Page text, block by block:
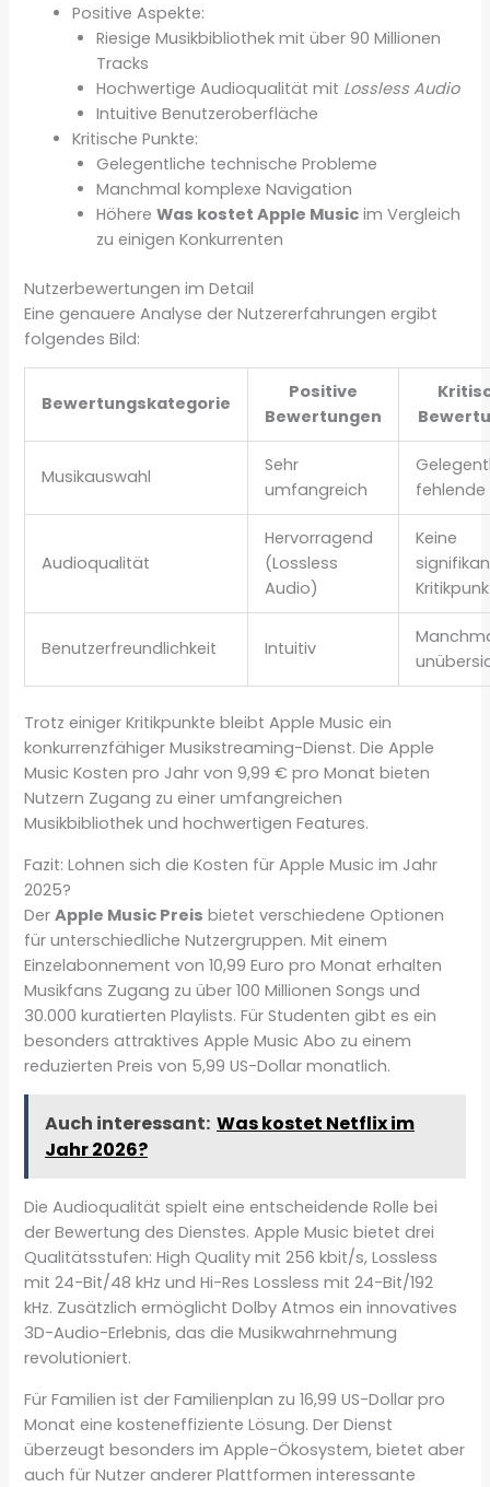
Positive Aspekte:
Riesige Musikbibliothek mit über 90 Millionen
Tracks
Hochwertige Audioqualität mit Lossless Audio
Intuitive Benutzeroberfläche
Kritische Punkte:
Gelegentliche technische Probleme
Manchmal komplexe Navigation
HöhereWas kostet Apple Music im Vergleich
zu einigen Konkurrenten
Nutzerbewertungen im Detail
Eine genauere Analyse der Nutzererfahrungen ergibt
folgendes Bild:
Bewertungskategorie
Positive
Bewertungen
Musikauswahl
Sehr
umfangreich
fehlende
Audioqualität
Hervorragend
(Lossless
Audio)
Keine
Benutzerfreundlichkeit Intuitiv
Trotz einiger Kritikpunkte bleibt Apple Music ein
konkurrenzfähiger Musikstreaming-Dienst. Die Apple
Music Kosten pro Jahr von 9,99 € pro Monat bieten
Nutzern Zugang zu einer umfangreichen
Musikbibliothek und hochwertigen Features.
Fazit: Lohnen sich die Kosten für Apple Music im Jahr
2025?
DerApple Music Preis bietet verschiedene Optionen
für unterschiedliche Nutzergruppen. Mit einem
Einzelabonnement von 10,99 Euro pro Monat erhalten
Musikfans Zugang zu über 100 Millionen Songs und
30.000 kuratierten Playlists. Für Studenten gibt es ein
besonders attraktives Apple Music Abo zu einem
reduzierten Preis von 5,99 US-Dollar monatlich.
Auch interessant: Was kostet Netflix im
Jahr 2026?
Die Audioqualität spielt eine entscheidende Rolle bei
der Bewertung des Dienstes. Apple Music bietet drei
Qualitätsstufen: High Quality mit 256 kbit/s, Lossless
mit 24-Bit/48 kHz und Hi-Res Lossless mit 24-Bit/192
kHz. Zusätzlich ermöglicht Dolby Atmos ein innovatives
3D-Audio-Erlebnis, das die Musikwahrnehmung
revolutioniert.
Für Familien ist der Familienplan zu 16,99 US-Dollar pro
Monat eine kosteneffiziente Lösung. Der Dienst
überzeugt besonders im Apple-Ökosystem, bietet aber
auch für Nutzer anderer Plattformen interessante